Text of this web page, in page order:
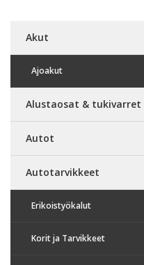
Akut
Ajoakut
Alustaosat & tukivarret
Autot
Autotarvikkeet
Erikoistyökalut
Korit ja Tarvikkeet